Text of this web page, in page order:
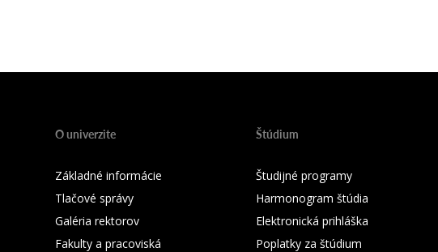
O univerzite
Základné informácie
Tlačové správy
Galéria rektorov
Fakulty a pracoviská
Štúdium
Študijné programy
Harmonogram štúdia
Elektronická prihláška
Poplatky za štúdium